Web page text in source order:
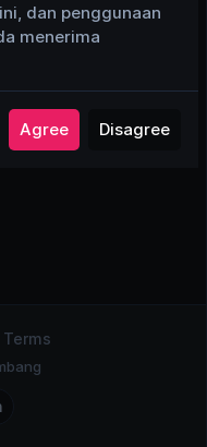
Terms
dan penggunaan
menerima
Agree Disagree